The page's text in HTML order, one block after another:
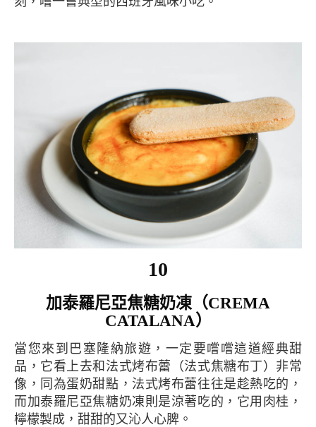
10
加泰羅尼亞焦糖奶凍（CREMA
CATALANA）
當您來到巴塞隆納旅遊，一定要嚐嚐這道經典甜
品，它看上去和法式烤布蕾（法式焦糖布丁）非常
像，同為蛋奶甜點，法式烤布蕾往往是趁熱吃的，
而加泰羅尼亞焦糖奶凍則是涼著吃的，它用肉桂，
檸檬製成，甜甜的又沁人心脾。